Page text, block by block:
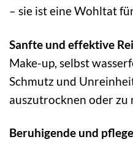
– sie ist eine Wohltat
Sanfte und effektive
Make-up, selbst
Schmutz und
auszutrocknen oder zu
Beruhigende und